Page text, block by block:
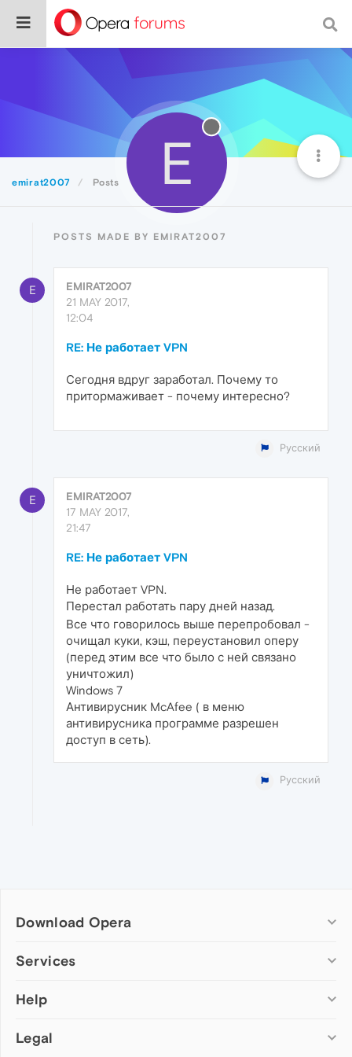
emirat2007 Posts E
POSTS MADE BY EMIRAT2007
E
EMIRAT2007
21 MAY 2017,
12:04
RE: Не работает VPN
Сегодня вдруг заработал. Почему то
притормаживает - почему интересно?
Русский
E
EMIRAT2007
17 MAY 2017,
21:47
RE: Не работает VPN
Не работает VPN.
Перестал работать пару дней назад.
Все что говорилось выше перепробовал -
очищал куки, кэш, переустановил оперу
(перед этим все что было с ней связано
уничтожил)
Windows 7
Антивирусник McAfee ( в меню
антивирусника программе разрешен
доступ в сеть).
Русский
Download Opera
Computer browsers
Opera for Mac
Opera beta version
Services
Add-ons
Wallpapers
Help
Help & support
Legal